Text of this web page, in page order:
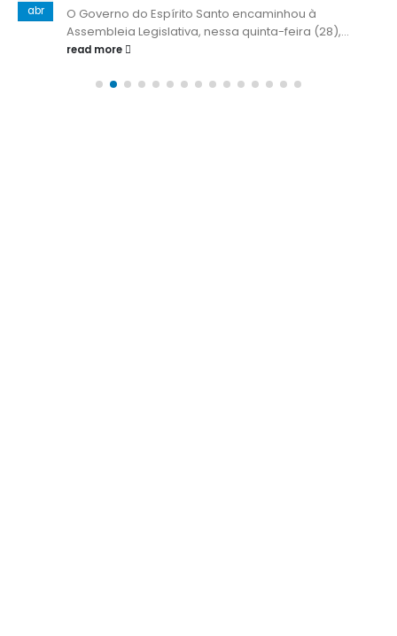
abr
O Governo do Espírito Santo encaminhou à
Assembleia Legislativa, nessa quinta-feira (28),...
read more